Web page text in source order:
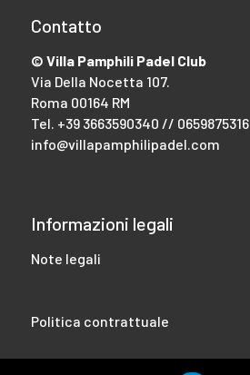
Contatto
© Villa Pamphili Padel Club
Via Della Nocetta 107.
Roma 00164 RM
Tel. +39 3663590340 // 0659875316
info@villapamphilipadel.com
Informazioni legali
Note legali
Politica contrattuale